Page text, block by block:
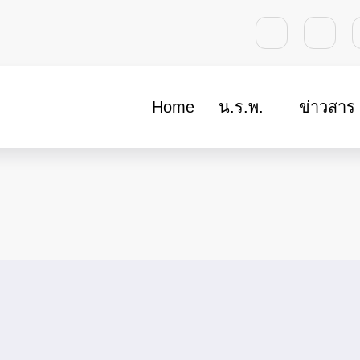
Home น.ร.พ. ข่าวสาร